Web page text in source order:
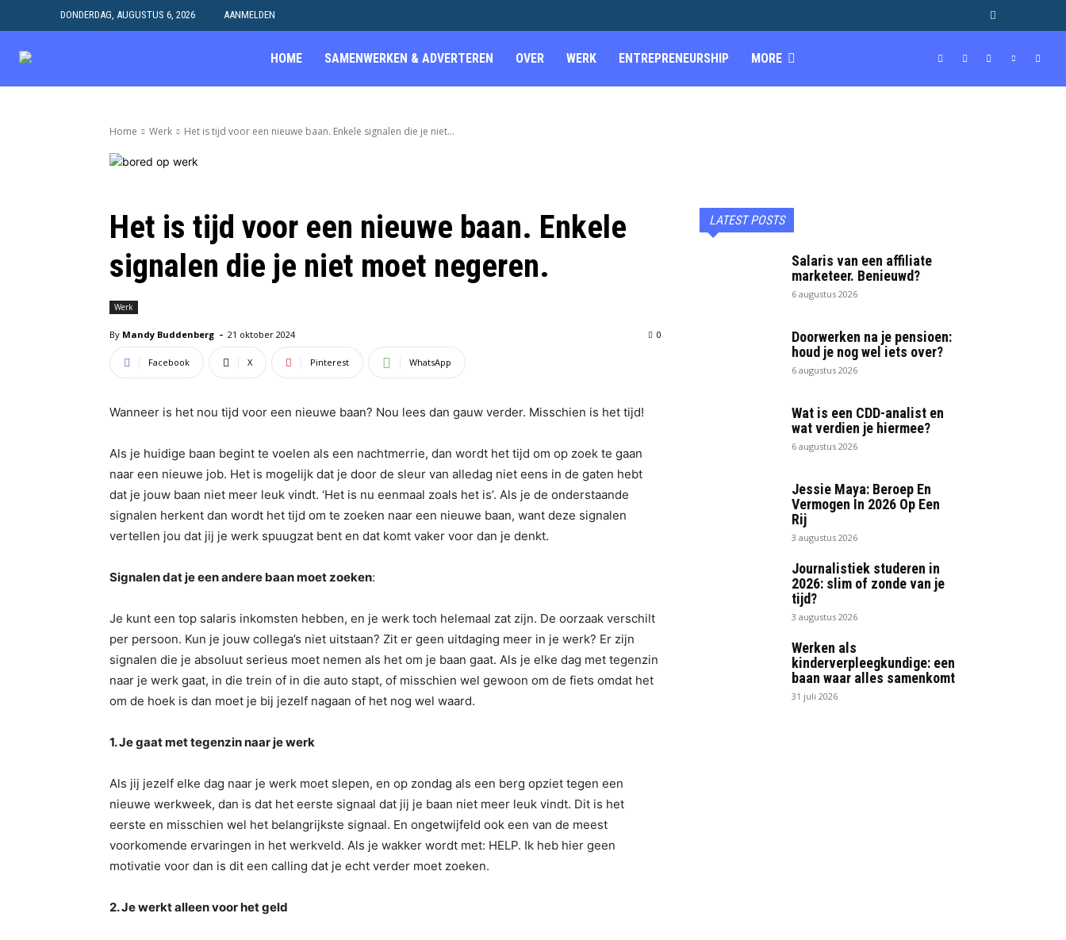
DONDERDAG, AUGUSTUS 6, 2026 AANMELDEN
HOME SAMENWERKEN & ADVERTEREN OVER WERK ENTREPRENEURSHIP MORE
Home Werk Het is tijd voor een nieuwe baan. Enkele signalen die je niet...
Het is tijd voor een nieuwe baan. Enkele
signalen die je niet moet negeren.
Werk
0
By Mandy Buddenberg - 21 oktober 2024
Facebook X Pinterest WhatsApp
Wanneer is het nou tijd voor een nieuwe baan? Nou lees dan gauw verder. Misschien is het tijd!
Als je huidige baan begint te voelen als een nachtmerrie, dan wordt het tijd om op zoek te gaan
naar een nieuwe job. Het is mogelijk dat je door de sleur van alledag niet eens in de gaten hebt
dat je jouw baan niet meer leuk vindt. ‘Het is nu eenmaal zoals het is’. Als je de onderstaande
signalen herkent dan wordt het tijd om te zoeken naar een nieuwe baan, want deze signalen
vertellen jou dat jij je werk spuugzat bent en dat komt vaker voor dan je denkt.
Signalen dat je een andere baan moet zoeken:
Je kunt een top salaris inkomsten hebben, en je werk toch helemaal zat zijn. De oorzaak verschilt
per persoon. Kun je jouw collega’s niet uitstaan? Zit er geen uitdaging meer in je werk? Er zijn
signalen die je absoluut serieus moet nemen als het om je baan gaat. Als je elke dag met tegenzin
naar je werk gaat, in die trein of in die auto stapt, of misschien wel gewoon om de fiets omdat het
om de hoek is dan moet je bij jezelf nagaan of het nog wel waard.
1. Je gaat met tegenzin naar je werk
Als jij jezelf elke dag naar je werk moet slepen, en op zondag als een berg opziet tegen een
nieuwe werkweek, dan is dat het eerste signaal dat jij je baan niet meer leuk vindt. Dit is het
eerste en misschien wel het belangrijkste signaal. En ongetwijfeld ook een van de meest
voorkomende ervaringen in het werkveld. Als je wakker wordt met: HELP. Ik heb hier geen
motivatie voor dan is dit een calling dat je echt verder moet zoeken.
2. Je werkt alleen voor het geld
LATEST POSTS
Salaris van een affiliate
marketeer. Benieuwd?
6 augustus 2026
Doorwerken na je pensioen:
houd je nog wel iets over?
6 augustus 2026
Wat is een CDD-analist en
wat verdien je hiermee?
6 augustus 2026
Jessie Maya: Beroep En
Vermogen In 2026 Op Een
Rij
3 augustus 2026
Journalistiek studeren in
2026: slim of zonde van je
tijd?
3 augustus 2026
Werken als
kinderverpleegkundige: een
baan waar alles samenkomt
31 juli 2026